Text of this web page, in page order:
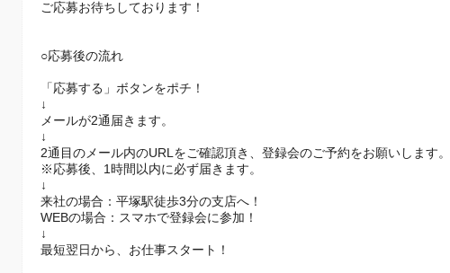
ご応募お待ちしております！
○応募後の流れ
「応募する」ボタンをポチ！
↓
メールが2通届きます。
↓
2通目のメール内のURLをご確認頂き、登録会のご予約をお願いします。
※応募後、1時間以内に必ず届きます。
↓
来社の場合：平塚駅徒歩3分の支店へ！
WEBの場合：スマホで登録会に参加！
↓
最短翌日から、お仕事スタート！